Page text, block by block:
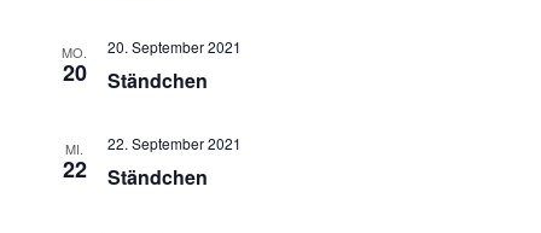
MO.
20 Ständchen
20. September 2021
MI.
22 Ständchen
22. September 2021